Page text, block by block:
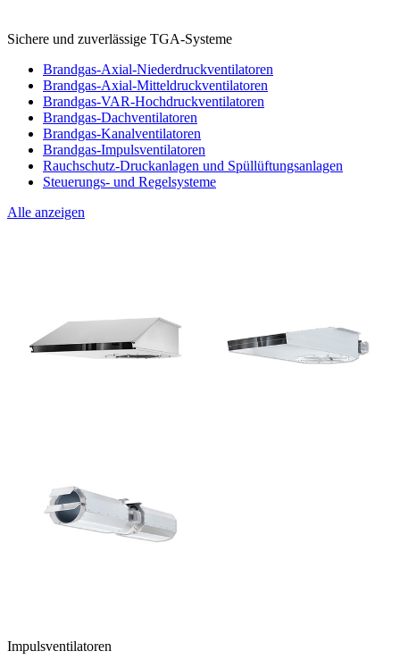
Sichere und zuverlässige TGA-Systeme
Brandgas-Axial-Niederdruckventilatoren
Brandgas-Axial-Mitteldruckventilatoren
Brandgas-VAR-Hochdruckventilatoren
Brandgas-Dachventilatoren
Brandgas-Kanalventilatoren
Brandgas-Impulsventilatoren
Rauchschutz-Druckanlagen und Spüllüftungsanlagen
Steuerungs- und Regelsysteme
Alle anzeigen
Impulsventilatoren